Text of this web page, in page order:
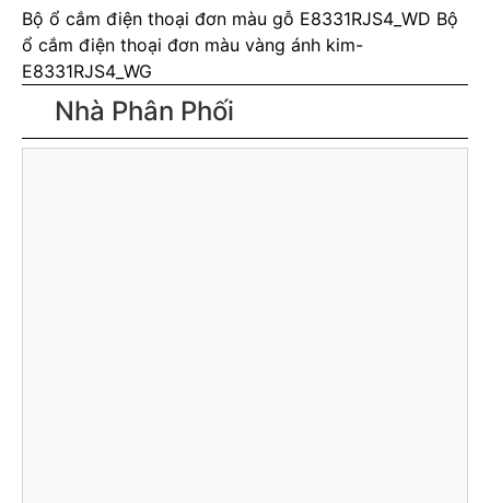
Bộ ổ cắm điện thoại đơn màu gỗ E8331RJS4_WD Bộ
ổ cắm điện thoại đơn màu vàng ánh kim-
E8331RJS4_WG
Nhà Phân Phối